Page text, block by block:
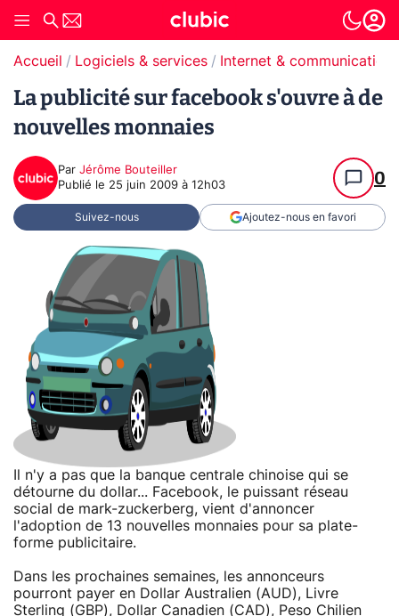
Accueil Logiciels & services Internet & communication
La publicité sur facebook s'ouvre à de
nouvelles monnaies
Par Jérôme Bouteiller
Publié le 25 juin 2009 à 12h03 0
Suivez-nous Ajoutez-nous en favori
Il n'y a pas que la banque centrale chinoise qui se
détourne du dollar... Facebook, le puissant réseau
social de mark-zuckerberg, vient d'annoncer
l'adoption de 13 nouvelles monnaies pour sa plate-
forme publicitaire.
Dans les prochaines semaines, les annonceurs
pourront payer en Dollar Australien (AUD), Livre
Sterling (GBP), Dollar Canadien (CAD), Peso Chilien